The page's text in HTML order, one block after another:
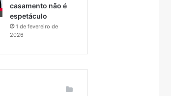
casamento não é
espetáculo
1 de fevereiro de
2026